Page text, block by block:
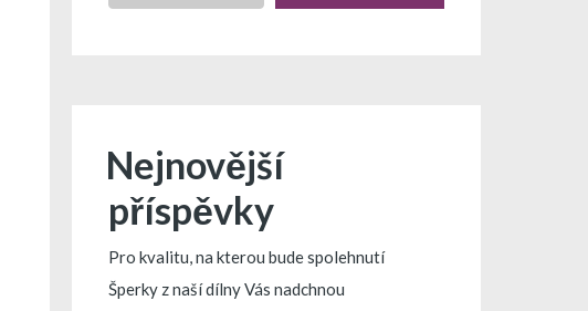
Nejnovější
příspěvky
Pro kvalitu, na kterou bude spolehnutí
Šperky z naší dílny Vás nadchnou